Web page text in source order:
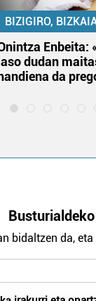
BIZIGIRO,
Enbeita:
dudan
handiena da
bidaltzen da,